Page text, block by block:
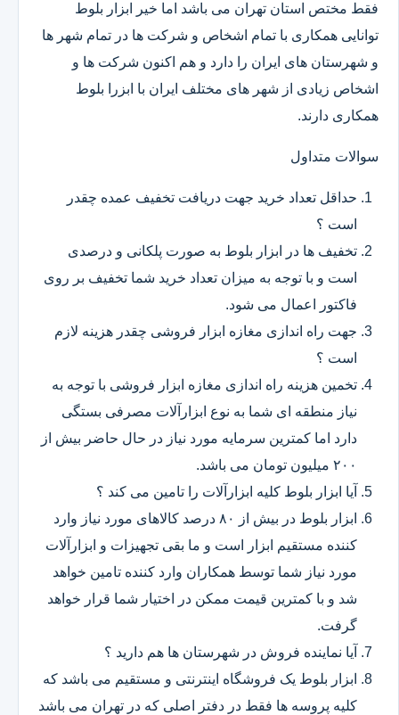
فقط مختص استان تهران می باشد اما خیر ابزار بلوط
توانایی همکاری با تمام اشخاص و شرکت ها در تمام شهر ها
و شهرستان های ایران را دارد و هم اکنون شرکت ها و
اشخاص زیادی از شهر های مختلف ایران با ابزرا بلوط
همکاری دارند.
سوالات متداول
حداقل تعداد خرید جهت دریافت تخفیف عمده چقدر
است ؟
تخفیف ها در ابزار بلوط به صورت پلکانی و درصدی
است و با توجه به میزان تعداد خرید شما تخفیف بر روی
فاکتور اعمال می شود.
جهت راه اندازی مغازه ابزار فروشی چقدر هزینه لازم
است ؟
تخمین هزینه راه اندازی مغازه ابزار فروشی با توجه به
نیاز منطقه ای شما به نوع ابزارآلات مصرفی بستگی
دارد اما کمترین سرمایه مورد نیاز در حال حاضر بیش از
۲۰۰ میلیون تومان می باشد.
آیا ابزار بلوط کلیه ابزارآلات را تامین می کند ؟
ابزار بلوط در بیش از ۸۰ درصد کالاهای مورد نیاز وارد
کننده مستقیم ابزار است و ما بقی تجهیزات و ابزارآلات
مورد نیاز شما توسط همکاران وارد کننده تامین خواهد
شد و با کمترین قیمت ممکن در اختیار شما قرار خواهد
گرفت.
آیا نماینده فروش در شهرستان ها هم دارید ؟
ابزار بلوط یک فروشگاه اینترنتی و مستقیم می باشد که
کلیه پروسه ها فقط در دفتر اصلی که در تهران می باشد